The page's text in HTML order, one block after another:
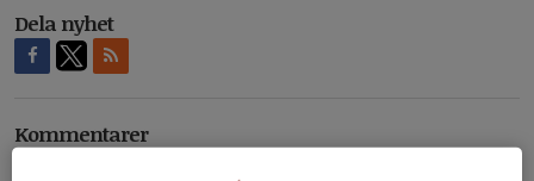
Dela nyhet
Kommentarer